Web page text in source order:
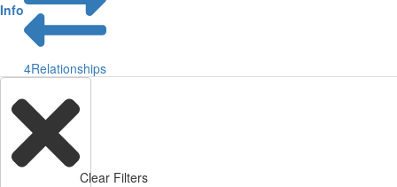
Info
4Relationships
Clear Filters